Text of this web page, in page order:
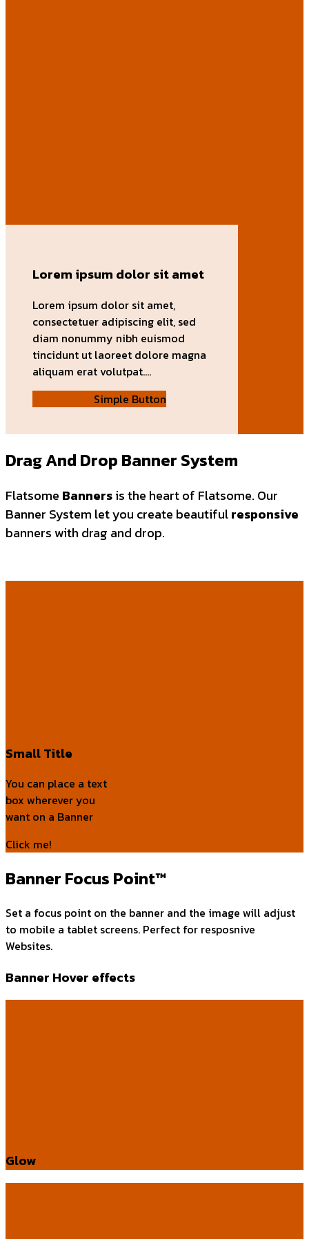
Lorem ipsum dolor sit amet
Lorem ipsum dolor sit amet,
consectetuer adipiscing elit, sed
diam nonummy nibh euismod
tincidunt ut laoreet dolore magna
aliquam erat volutpat….
Simple Button
Drag And Drop Banner System
Flatsome Bannersis the heart of Flatsome. Our
Banner System let you create beautifulresponsive
banners with drag and drop.
Small Title
You can place a text
box wherever you
want on a Banner
Click me!
Banner Focus Point™
Set a focus point on the banner and the image will adjust
to mobile a tablet screens. Perfect for resposnive
Websites.
Banner Hover effects
Glow